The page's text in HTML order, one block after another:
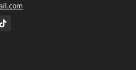
TikTok